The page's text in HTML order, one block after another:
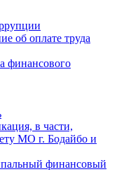
об оплате труда
финансового
в части,
МО г. Бодайбо и
финансовый